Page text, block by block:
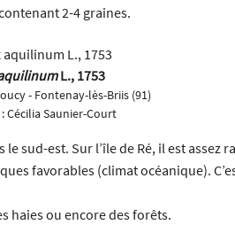
2-4 graines.
L., 1753
- Fontenay-lès-Briis (91)
Cécilia Saunier-Court
sud-est. Sur l’île de Ré, il est assez
favorables (climat océanique).
haies ou encore des forêts.